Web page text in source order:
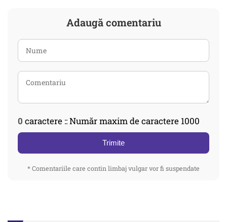
Adaugă comentariu
0 caractere :: Număr maxim de caractere 1000
Trimite
* Comentariile care contin limbaj vulgar vor fi suspendate